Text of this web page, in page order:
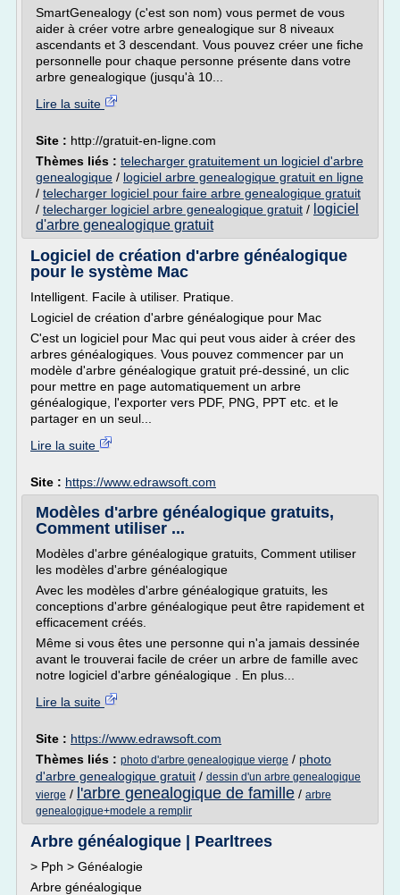
SmartGenealogy (c'est son nom) vous permet de vous
aider à créer votre arbre genealogique sur 8 niveaux
ascendants et 3 descendant. Vous pouvez créer une fiche
personnelle pour chaque personne présente dans votre
arbre genealogique (jusqu'à 10...
Lire la suite
Site : http://gratuit-en-ligne.com
Thèmes liés : telecharger gratuitement un logiciel d'arbre
genealogique / logiciel arbre genealogique gratuit en ligne
/ telecharger logiciel pour faire arbre genealogique gratuit
/ telecharger logiciel arbre genealogique gratuit / logiciel
d'arbre genealogique gratuit
Logiciel de création d'arbre généalogique
pour le système Mac
Intelligent. Facile à utiliser. Pratique.
Logiciel de création d'arbre généalogique pour Mac
C'est un logiciel pour Mac qui peut vous aider à créer des
arbres généalogiques. Vous pouvez commencer par un
modèle d'arbre généalogique gratuit pré-dessiné, un clic
pour mettre en page automatiquement un arbre
généalogique, l'exporter vers PDF, PNG, PPT etc. et le
partager en un seul...
Lire la suite
Site : https://www.edrawsoft.com
Modèles d'arbre généalogique gratuits,
Comment utiliser ...
Modèles d'arbre généalogique gratuits, Comment utiliser
les modèles d'arbre généalogique
Avec les modèles d'arbre généalogique gratuits, les
conceptions d'arbre généalogique peut être rapidement et
efficacement créés.
Même si vous êtes une personne qui n'a jamais dessinée
avant le trouverai facile de créer un arbre de famille avec
notre logiciel d'arbre généalogique . En plus...
Lire la suite
Site : https://www.edrawsoft.com
Thèmes liés : photo d'arbre genealogique vierge / photo
d'arbre genealogique gratuit / dessin d'un arbre genealogique
vierge / l'arbre genealogique de famille / arbre
genealogique+modele a remplir
Arbre généalogique | Pearltrees
> Pph > Généalogie
Arbre généalogique